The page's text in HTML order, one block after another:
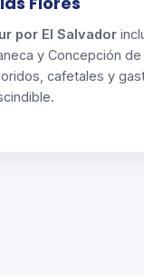
por El Salvador
y Concepción de
cafetales y